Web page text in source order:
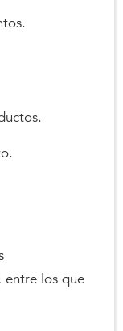
entre los que